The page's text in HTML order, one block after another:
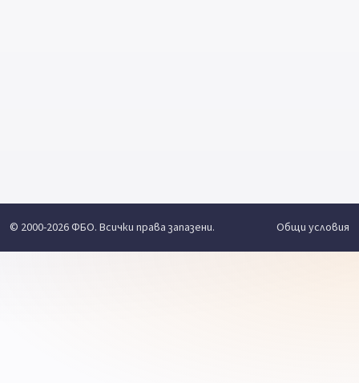
© 2000-2026 ФБО. Всички права запазени. Общи условия